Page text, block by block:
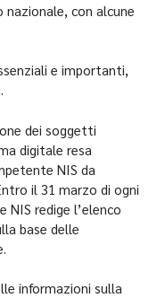
con alcune
e importanti,
dei soggetti
digitale resa
NIS da
il 31 marzo di ogni
redige l’elenco
base delle
informazioni sulla